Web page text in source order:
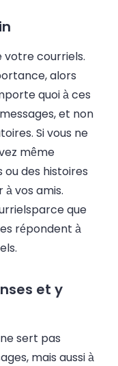
votrecourriels.
alors
quoi à ces
et non
Si vous ne
même
des histoires
vos amis.
parce que
répondent à
.
et y
sert pas
mais aussi à